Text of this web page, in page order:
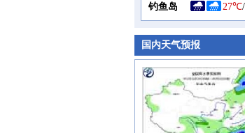
钓鱼岛 27℃/
国内天气预报